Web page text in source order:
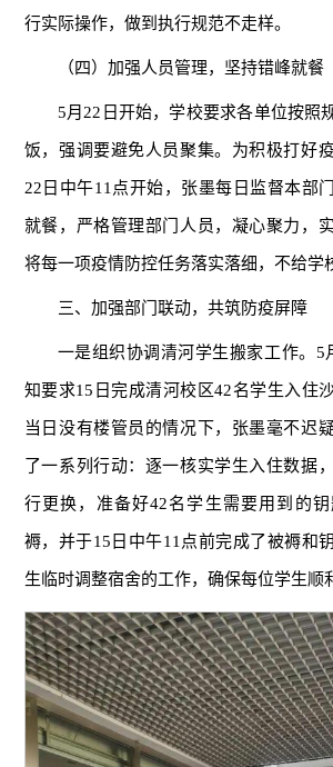
行实际操作，做到执行规范不走样。
（四）加强人员管理，坚持错峰就餐
5月22日开始，学校要求各单位按照
饭，强调要避免人员聚集。为积极打好
22日中午11点开始，张墨每日监督本部
就餐，严格管理部门人员，凝心聚力，
将每一项疫情防控任务落实落细，不给学
三、加强部门联动，共筑防疫屏障
一是组织协调清河学生搬家工作。5
知要求15日完成清河校区42名学生入住
当日没有楼管员的情况下，张墨毫不迟
了一系列行动：逐一核实学生入住数据
行更换，准备好42名学生需要用到的
褥，并于15日中午11点前完成了被褥和
生临时调整宿舍的工作，确保每位学生顺